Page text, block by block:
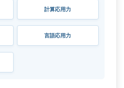
計算応用力
言語応用力